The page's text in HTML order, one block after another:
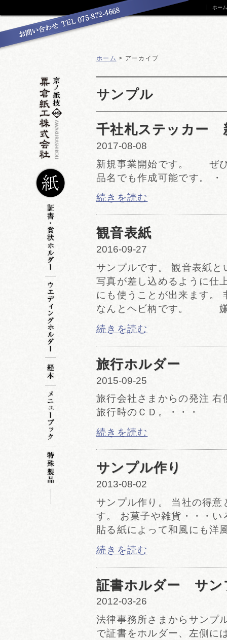
ホーム
ホーム > アーカイブ
サンプル
千社札ステッカー
2017-08-08
新規事業開始です。 ぜひ
品名でも作成可能です。 ・
続きを読む
観音表紙
2016-09-27
サンプルです。 観音表紙
写真が差し込めるように仕
にも使うことが出来ます。
なんとヘビ柄です。 嫌
続きを読む
旅行ホルダー
2015-09-25
旅行会社さまからの発注
旅行時のＣＤ。・・・
続きを読む
サンプル作り
2013-08-02
サンプル作り。 当社の得
す。 お菓子や雑貨・・・
貼る紙によって和風にも
続きを読む
証書ホルダー サン
2012-03-26
法律事務所さまからサンプ
で証書をホルダー、左側に